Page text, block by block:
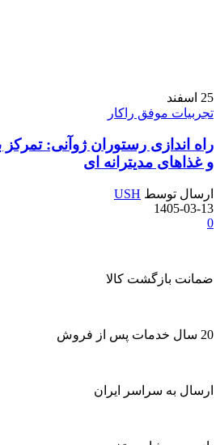
25 اسفند
تجربیات موفق راکار
راه اندازی رستوران ژوآنی:
و غذاهای مدیترانه ای
ارسال توسط USH
1405-03-13
0
ضمانت بازگشت کالا
20 سال خدمات پس از فروش
ارسال به سراسر ایران